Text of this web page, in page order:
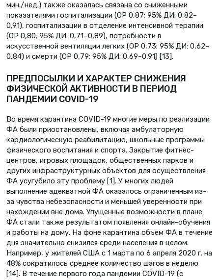
мин./ нед.) также оказалась связана со сниженными
показателями госпитализации (ОР 0,87; 95% ДИ: 0,82–
0,91), госпитализации в отделение интенсивной терапии
(ОР 0,80; 95% ДИ: 0,71– 0,89), потребности в
искусственной вентиляции легких (ОР 0,73; 95% ДИ: 0,62–
0,84) и смерти (ОР 0,79; 95% ДИ: 0,69–0,91) [13].
ПРЕДПОСЫЛКИ И ХАРАКТЕР СНИЖЕНИЯ
ФИЗИЧЕСКОЙ АКТИВНОСТИ В ПЕРИОД
ПАНДЕМИИ COVID-19
Во время карантина COVID-19 многие меры по реализации
ФА были приостановлены, включая амбулаторную
кардиологическую реабилитацию, школьные программы
физического воспитания и спорта. Закрытие фитнес-
центров, игровых площадок, общественных парков и
других инфраструктурных объектов для осуществления
ФА усугубило эту проблему [1]. У многих людей
выполнение адекватной ФА оказалось ограниченным из-
за чувства небезопасности и меньшей уверенности при
нахождении вне дома. Упущенные возможности в плане
ФА стали также результатом появления онлайн-обучения
и работы на дому. На фоне карантина объем ФА в течение
дня значительно снизился среди населения в целом.
Например, у жителей США с 1 марта по 6 апреля 2020 г. на
48% сократилось среднее количество шагов в неделю
[14]. В течение первого года пандемии COVID-19 (с